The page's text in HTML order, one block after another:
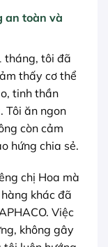
an toàn và
tháng, tôi đã
thấy cơ thể
tinh thần
Tôi ăn ngon
còn cảm
hứng chia sẻ.
chị Hoa mà
khác đã
Việc
không gây